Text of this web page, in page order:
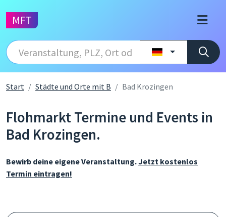
MFT
Start Städte und Orte mit B Bad Krozingen
Flohmarkt Termine und Events in
Bad Krozingen.
Bewirb deine eigene Veranstaltung.Jetzt kostenlos
Termin eintragen!